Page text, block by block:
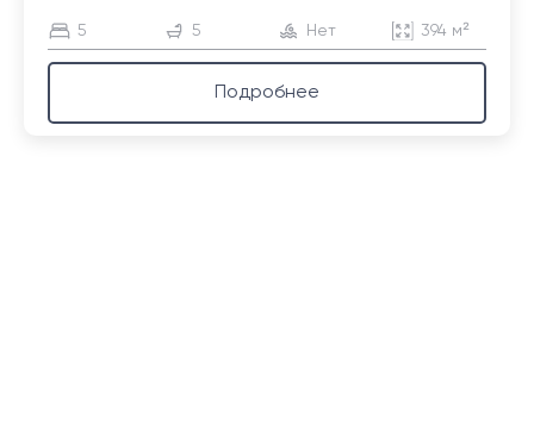
5 5 Нет 394 м²
Подробнее